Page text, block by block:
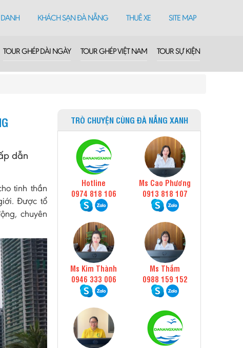
KHÁCH SẠN ĐÀ NẴNG THUÊ XE SITE MAP
TOUR GHÉP DÀI NGÀY TOUR GHÉP VIỆT NAM TOUR SỰ KIỆN
dẫn
tinh thần
Được tổ
chuyên
TRÒ CHUYỆN CÙNG ĐÀ NẴNG XANH
Hotline
0974 818 106
Ms Cao Phương
0913 818 107
Ms Kim Thành
0946 333 006
Ms Thắm
0988 159 152